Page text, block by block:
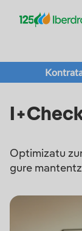
Optimizatu
gure